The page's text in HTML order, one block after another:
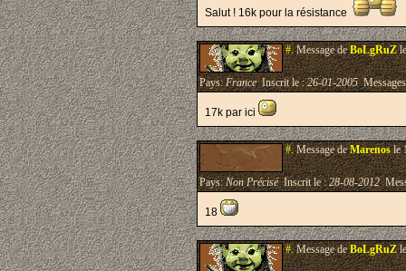
Salut ! 16k pour la résistance
#.Message deBoLgRuZ
Pays:FranceInscrit le :26-01-2005
17k par ici
#.Message deMarenosle
Pays:Non PréciséInscrit le :28-08-2012
18
#.Message deBoLgRuZ